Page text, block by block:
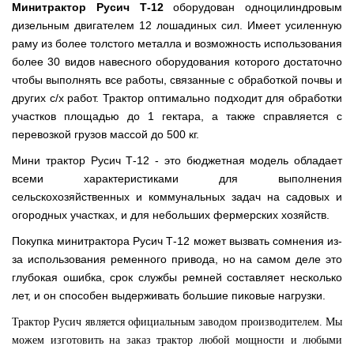
Минитрактор Русич Т-12оборудован одноцилиндровым
дизельным двигателем 12 лошадиных сил. Имеет усиленную
раму из более толстого металла и возможность использования
более 30 видов навесного оборудования которого достаточно
чтобы выполнять все работы, связанные с обработкой почвы и
других с/х работ. Трактор оптимально подходит для обработки
участков площадью до 1 гектара, а также справляется с
перевозкой грузов массой до 500 кг.
Мини трактор Русич Т-12 - это бюджетная модель обладает
всеми характеристиками для выполнения
сельскохозяйственных и коммунальных задач на садовых и
огородных участках, и для небольших фермерских хозяйств.
Покупка минитрактора Русич Т-12 может вызвать сомнения из-
за использования ременного привода, но на самом деле это
глубокая ошибка, срок службы ремней составляет несколько
лет, и он способен выдерживать большие пиковые нагрузки.
Трактор Русич является официальным заводом производителем. Мы
можем изготовить на заказ трактор любой мощности и любыми